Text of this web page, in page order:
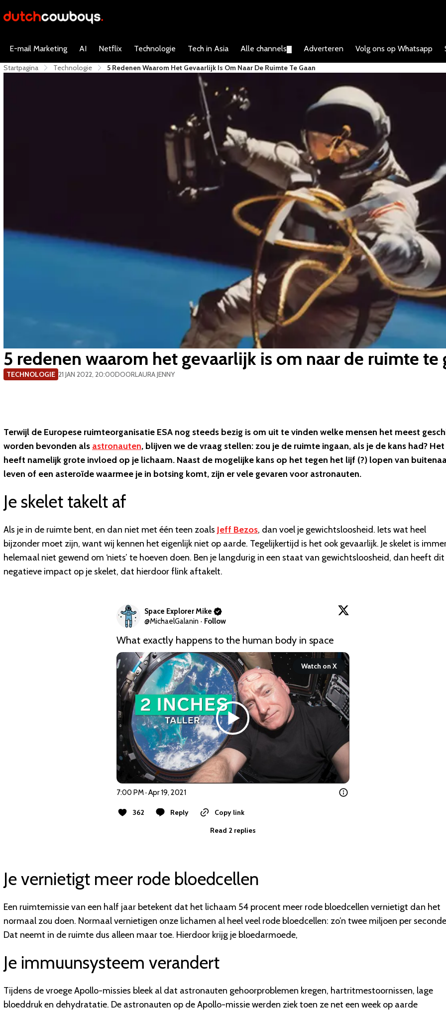
E-mail Marketing AI Netflix Technologie Tech in Asia Alle channels Adverteren Volg ons op Whatsapp
Startpagina Technologie ​5 Redenen Waarom Het Gevaarlijk Is Om Naar De Ruimte Te Gaan
​5 redenen waarom het gevaarlijk is om naar de ruimte te
TECHNOLOGIE 21 JAN 2022, 20:00DOORLAURA JENNY
Terwijl de Europese ruimteorganisatie ESA nog steeds bezig is om uit te vinden welke mensen het meest
worden bevonden als astronauten, blijven we de vraag stellen: zou je de ruimte ingaan, als je de kans had? Het
heeft namelijk grote invloed op je lichaam. Naast de mogelijke kans op het tegen het lijf (?) lopen van
leven of een asteroïde waarmee je in botsing komt, zijn er vele gevaren voor astronauten.
Je skelet takelt af
Als je in de ruimte bent, en dan niet met één teen zoals Jeff Bezos, dan voel je gewichtsloosheid. Iets wat heel
bijzonder moet zijn, want wij kennen het eigenlijk niet op aarde. Tegelijkertijd is het ook gevaarlijk. Je skelet is
helemaal niet gewend om ‘niets’ te hoeven doen. Ben je langdurig in een staat van gewichtsloosheid, dan heeft dit
negatieve impact op je skelet, dat hierdoor flink aftakelt.
Space Explorer Mike
@MichaelGalanin · Follow
Watch on X
7:00 PM · Apr 19, 2021
362 Reply
Copy link
Read 2 replies
Je vernietigt meer rode bloedcellen
Een ruimtemissie van een half jaar betekent dat het lichaam 54 procent meer rode bloedcellen vernietigt dan het
normaal zou doen. Normaal vernietigen onze lichamen al heel veel rode bloedcellen: zo’n twee miljoen per
Dat neemt in de ruimte dus alleen maar toe. Hierdoor krijg je bloedarmoede,
Je immuunsysteem verandert
Tijdens de vroege Apollo-missies bleek al dat astronauten gehoorproblemen kregen, hartritmestoornissen, lage
bloeddruk en dehydratatie. De astronauten op de Apollo-missie werden ziek toen ze net een week op aarde